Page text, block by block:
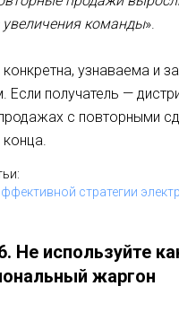
увеличения команды».
узнаваема и
Если получатель —
с повторными
стратегии
Не используйте
жаргон